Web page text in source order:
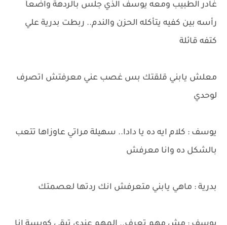
غادر الطبيب ومعه يوسف الذي جلس بالردهة واضعاً
رأسه بين كفيه يتأكله الحزن والندم.. ربطت بدرية علي
كتفه قائلة
معلش يابني قلقتك بس غصب عني معرفتش اتصرف
لوحدي
يوسف : كلام ايه ده يا دادا.. سهيلة مراتي عاوزاها تتعب
بالشكل ده وانا معرفش
بدرية : ماهي يابني متعرفش انك ردتها لعصمتك